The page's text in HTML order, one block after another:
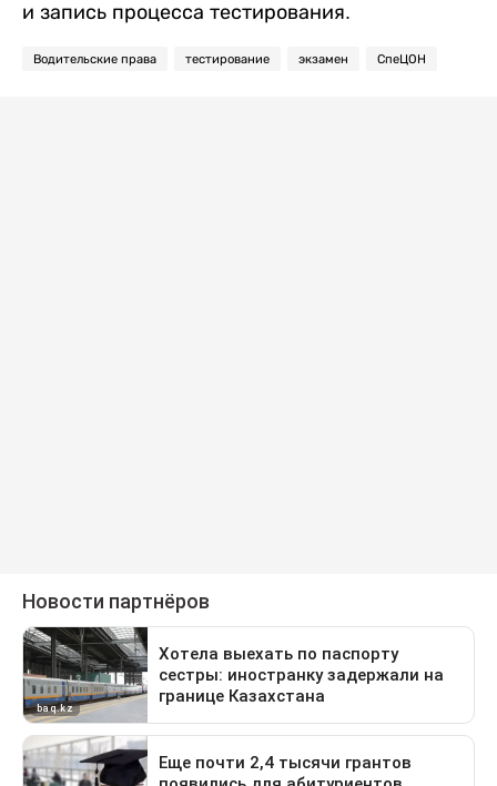
и запись процесса тестирования.
Водительские права тестирование экзамен СпеЦОН